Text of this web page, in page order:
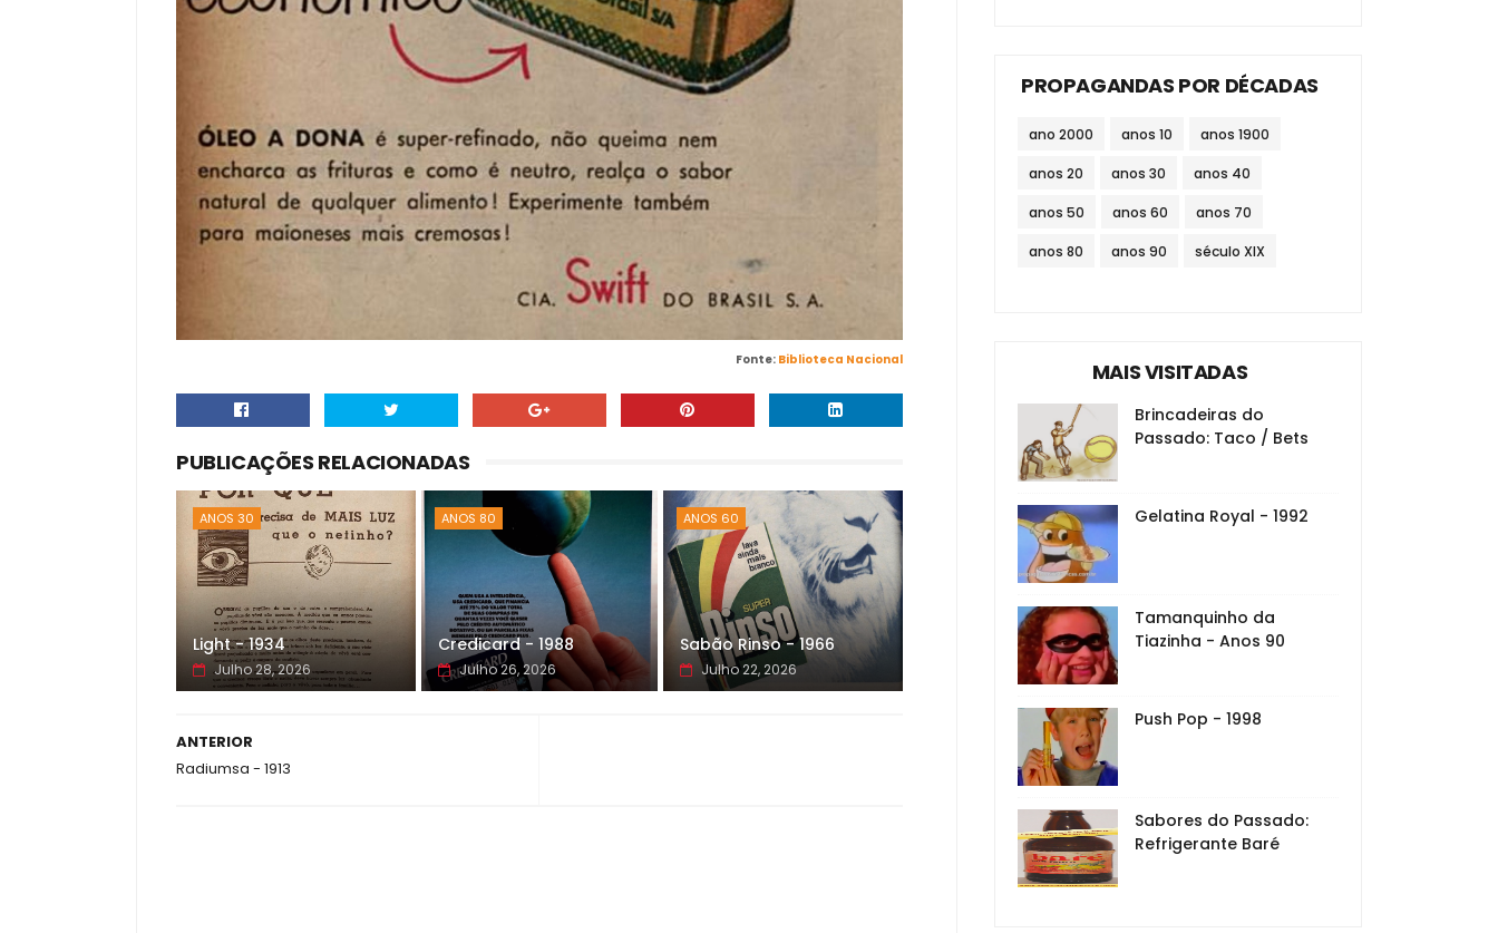
Fonte: Biblioteca Nacional
PUBLICAÇÕES RELACIONADAS
ANOS 30
Light - 1934
Julho 28, 2026
ANOS 80
Credicard - 1988
Julho 26, 2026
ANOS 60
Sabão Rinso - 1966
Julho 22, 2026
ANTERIOR
Radiumsa - 1913
PROPAGANDAS POR DÉCADAS
ano 2000 anos 10 anos 1900
anos 20 anos 30 anos 40
anos 50 anos 60 anos 70
anos 80 anos 90 século XIX
MAIS VISITADAS
Brincadeiras do
Passado: Taco / Bets
Gelatina Royal - 1992
Tamanquinho da
Tiazinha - Anos 90
Push Pop - 1998
Sabores do Passado:
Refrigerante Baré